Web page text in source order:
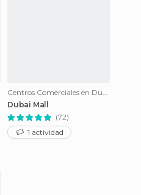
Centros Comerciales en Dubai
Dubai Mall
(72)
1 actividad